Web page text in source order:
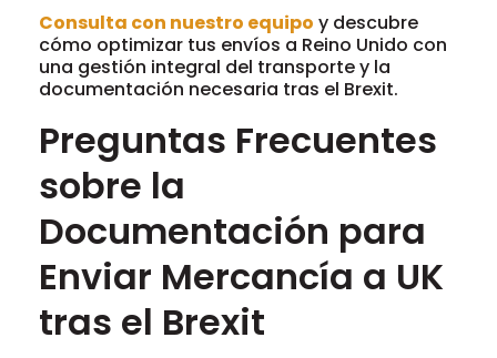
Consulta con nuestro equipo y descubre
cómo optimizar tus envíos a Reino Unido con
una gestión integral del transporte y la
documentación necesaria tras el Brexit.
Preguntas Frecuentes
sobre la
Documentación para
Enviar Mercancía a UK
tras el Brexit